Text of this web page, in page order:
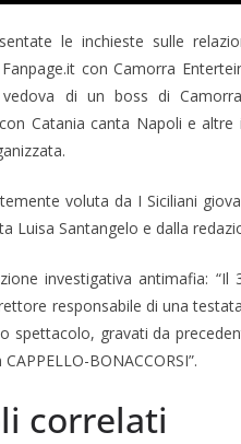
le inchieste sulle
con Camorra
vedova di un boss di
Catania canta Napoli e
voluta da I Siciliani
Luisa Santangelo e dalla
investigativa antimafia:
responsabile di una
spettacolo, gravati da
BONACCORSI”.
correlati